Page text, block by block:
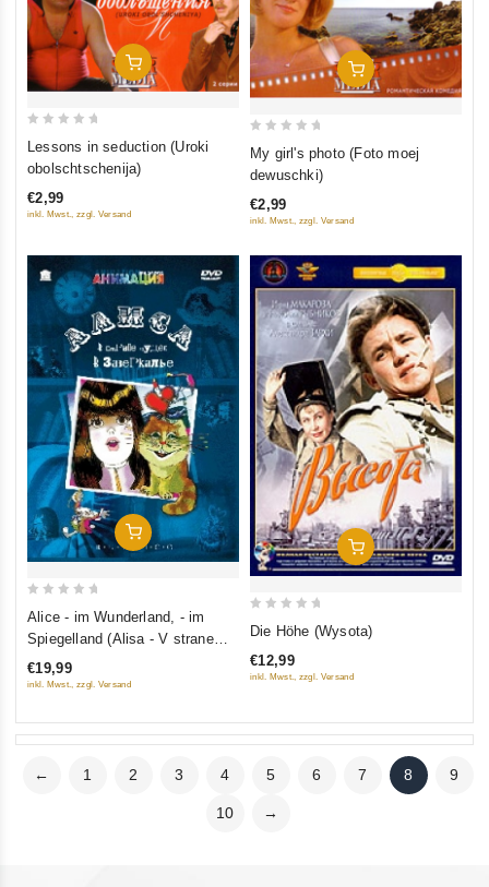
In Den Warenkorb
5
Lessons in seduction (Uroki
obolschtschenija)
€2,99
inkl. Mwst., zzgl. Versand
In Den Warenkorb
out
5
My girl's photo (Foto moej
dewuschki)
€2,99
inkl. Mwst., zzgl. Versand
In Den Warenkorb
5
Alice - im Wunderland, - im
Spiegelland (Alisa - V strane
chudes, - V zazerkale)
(RUSCICO)
€19,99
inkl. Mwst., zzgl. Versand
In Den Warenkorb
of
Die Höhe (Wysota)
€12,99
inkl. Mwst., zzgl. Versand
← 1 2 3 4 5 6 7 8 9
10 →